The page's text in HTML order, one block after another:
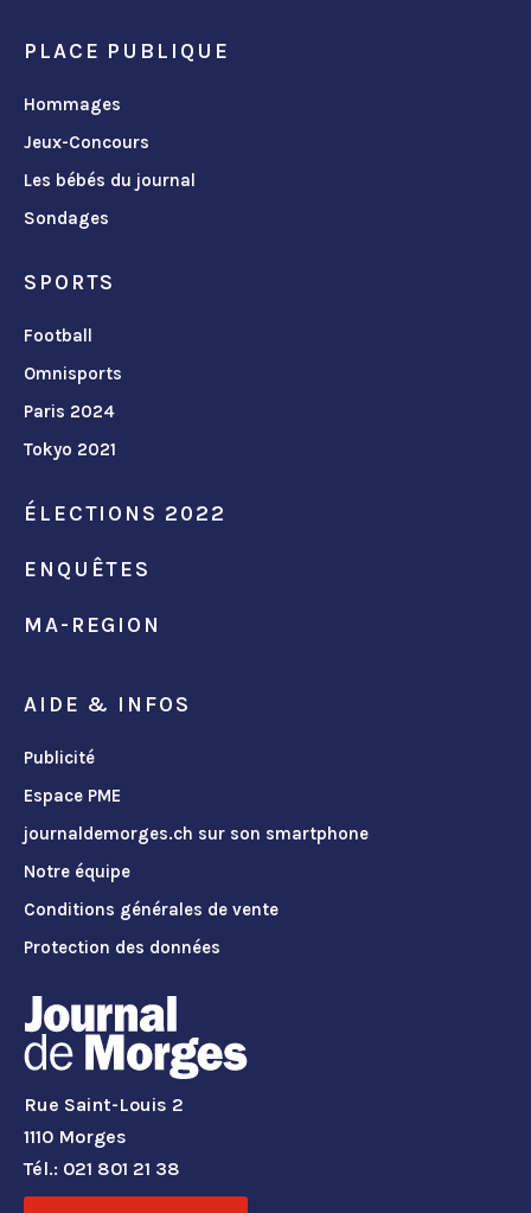
PLACE PUBLIQUE
Hommages
Jeux-Concours
Les bébés du journal
Sondages
SPORTS
Football
Omnisports
Paris 2024
Tokyo 2021
ÉLECTIONS 2022
ENQUÊTES
MA-REGION
AIDE & INFOS
Publicité
Espace PME
journaldemorges.ch sur son smartphone
Notre équipe
Conditions générales de vente
Protection des données
Rue Saint-Louis 2
1110 Morges
Tél.: 021 801 21 38